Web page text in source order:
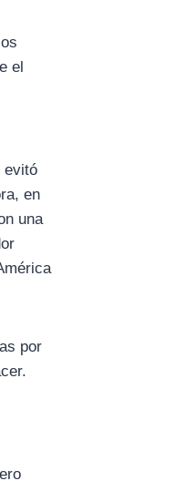
el
evitó
en
una
por